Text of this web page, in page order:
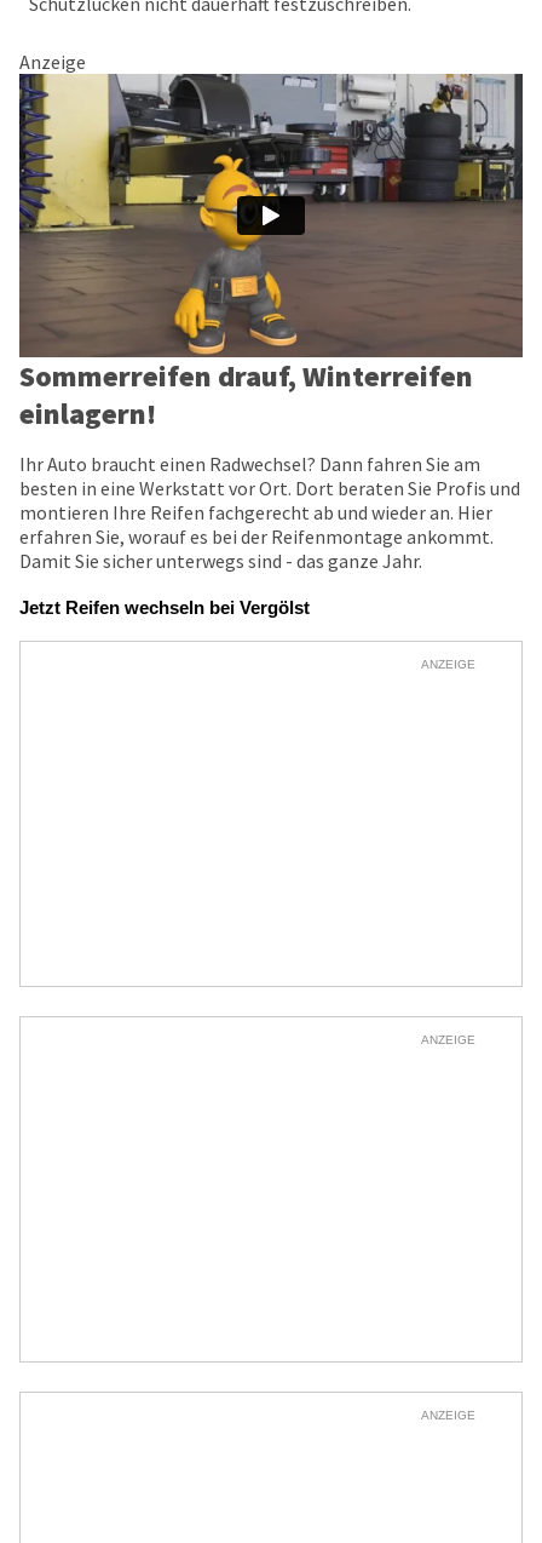
Anzeige
Sommerreifen drauf, Winterreifen
einlagern!
Ihr Auto braucht einen Radwechsel? Dann fahren Sie am
besten in eine Werkstatt vor Ort. Dort beraten Sie Profis und
montieren Ihre Reifen fachgerecht ab und wieder an. Hier
erfahren Sie, worauf es bei der Reifenmontage ankommt.
Damit Sie sicher unterwegs sind - das ganze Jahr.
Jetzt Reifen wechseln bei Vergölst
ANZEIGE
ANZEIGE
ANZEIGE